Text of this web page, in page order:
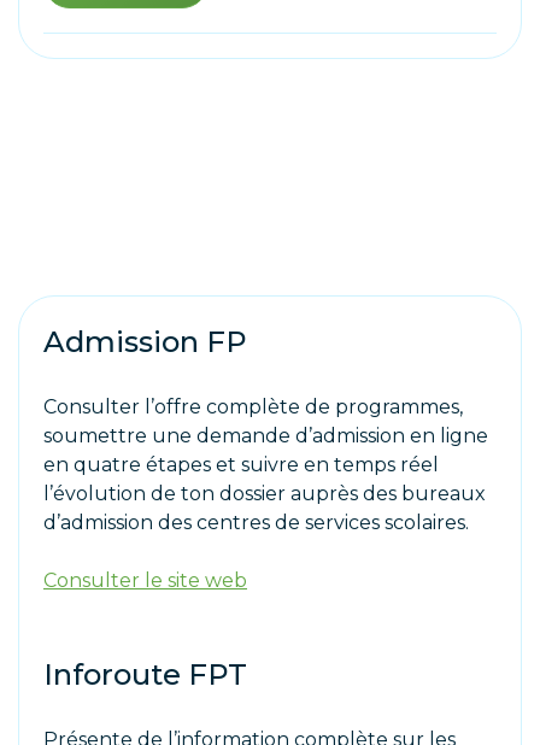
Admission FP
Consulter l’offre complète de programmes,
soumettre une demande d’admission en ligne
en quatre étapes et suivre en temps réel
l’évolution de ton dossier auprès des bureaux
d’admission des centres de services scolaires.
Consulter le site web
Inforoute FPT
Présente de l’information complète sur les